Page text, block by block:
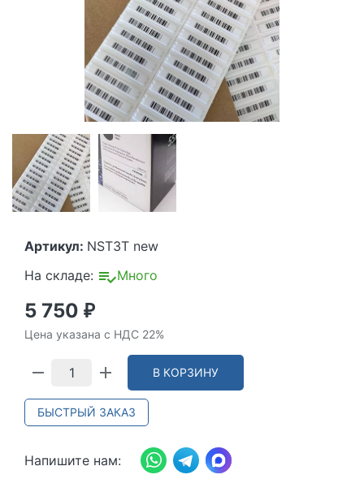
Артикул: NST3T new
На складе:
Много
5 750 ₽
Цена указана с НДС 22%
В КОРЗИНУ
БЫСТРЫЙ ЗАКАЗ
Напишите нам: